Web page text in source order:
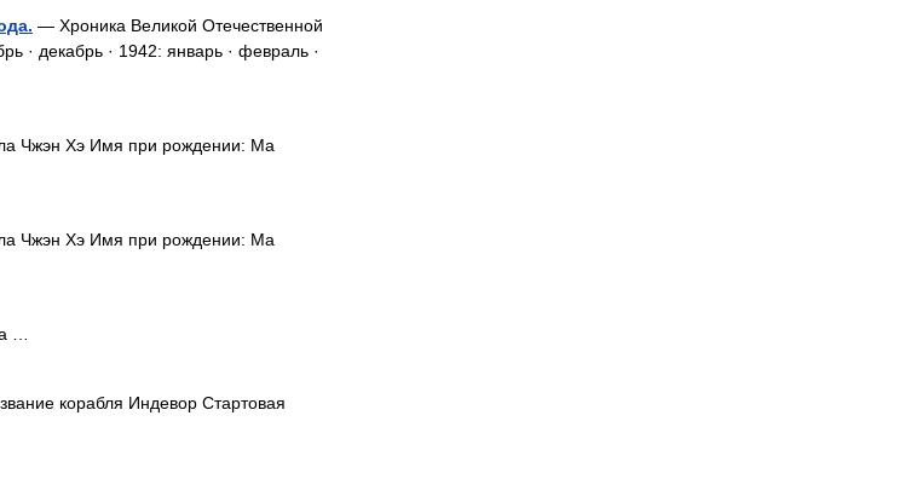
— Хроника Великой Отечественной
· декабрь · 1942: январь · февраль ·
Чжэн Хэ Имя при рождении: Ма
Чжэн Хэ Имя при рождении: Ма
…
корабля Индевор Стартовая